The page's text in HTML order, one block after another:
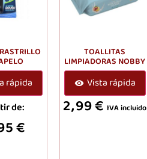
rápida
de:
€
TOALLITAS
LIMPIADORAS NOBBY
Vista rápida
2,99€ IVA incluido